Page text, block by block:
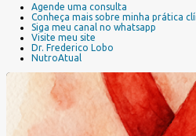
g
Agende uma consulta
Conheça mais sobre minha prática
Siga meu canal no whatsapp
Visite meu site
Dr. Frederico Lobo
NutroAtual